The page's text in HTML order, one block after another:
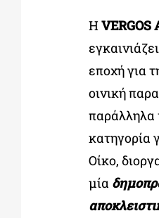
ΕΚΠΑΙΔΕΥΤΙΚΑ ΙΔΡΥΜΑΤΑ
ΠΟΛΙΤΙΣΤΙΚΟΙ ΦΟΡΕΙΣ
ΗVERGOS
εποχή για
οινική
παράλληλα
κατηγορία
Οίκο,
μία